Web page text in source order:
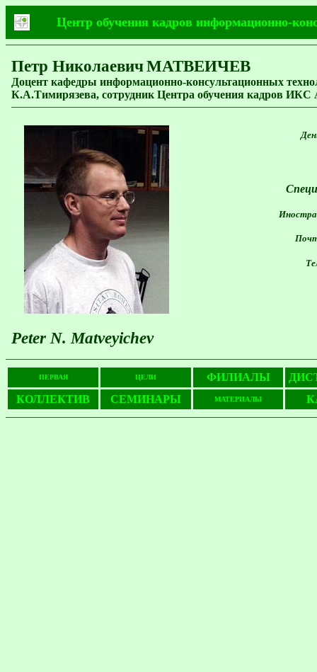
Центр обучения кадров информационно-
Петр НиколаевичМАТВЕИЧЕВ
Доцент кафедры информационно-консультационных
К.А.Тимирязева, сотрудник Центра обучения кадров ИКС
Peter N. Matveyichev
ПЕРВАЯ ЦЕЛИ ФИЛИАЛЫ
КОЛЛЕКТИВ
СЕМИНАРЫ МАТЕРИАЛЫ